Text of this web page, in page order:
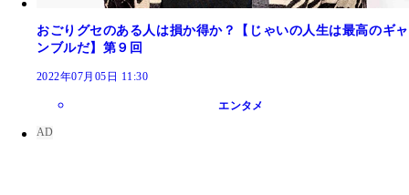
おごりグセのある人は損か得か？【じゃいの人生は最高のギャ
ンブルだ】第９回
2022年07月05日 11:30
エンタメ